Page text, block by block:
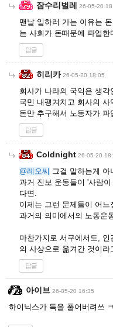
잠수리벌레 26-05-20
맨날 일하러 가는 이유는
는 사회가 돈때문에 파업
답글
히리카 26-05-20 18:05
회사가 나라의 국익은 생각
국민 내팽겨치고 회사의 사
돈만 추구해서 노동자가 파
답글
Coldnight 26-05-20
@레오씨 그걸 말하는게 아
과거 진보 운동들이 '사람
다면.
이제는 그런 문제들이 어
과거의 의미에서의 노동운
마찬가지로 서구에서도,
의 사상으로 옮겨간 것이라
답글
아이브 26-05-20 16:35
하이닉스가 독을 풀어버려쓰